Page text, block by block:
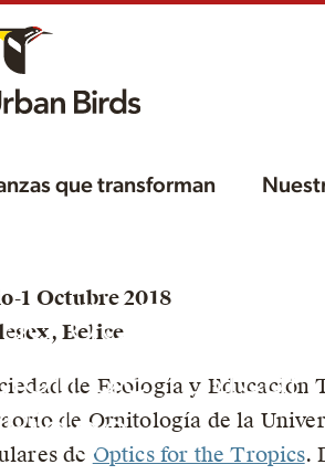
que transforman
de Ecología
de Toucan
Ridge
1 Octubre 2018
Belice
de Ecología y Educación
de Ornitología de la
de Optics for the Tropics.